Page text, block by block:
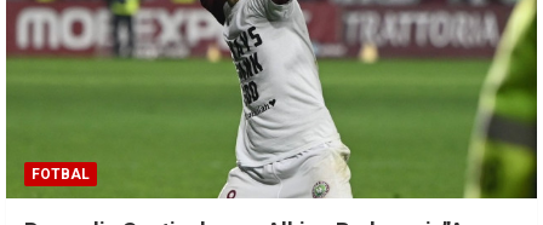
FOTBAL